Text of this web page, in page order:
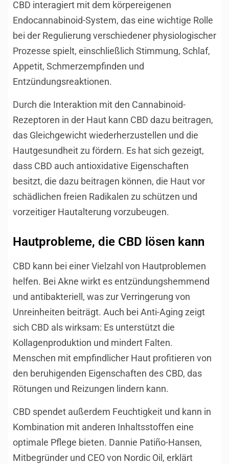
CBD interagiert mit dem körpereigenen
Endocannabinoid-System, das eine wichtige Rolle
bei der Regulierung verschiedener physiologischer
Prozesse spielt, einschließlich Stimmung, Schlaf,
Appetit, Schmerzempfinden und
Entzündungsreaktionen.
Durch die Interaktion mit den Cannabinoid-
Rezeptoren in der Haut kann CBD dazu beitragen,
das Gleichgewicht wiederherzustellen und die
Hautgesundheit zu fördern. Es hat sich gezeigt,
dass CBD auch antioxidative Eigenschaften
besitzt, die dazu beitragen können, die Haut vor
schädlichen freien Radikalen zu schützen und
vorzeitiger Hautalterung vorzubeugen.
Hautprobleme, die CBD lösen kann
CBD kann bei einer Vielzahl von Hautproblemen
helfen. Bei Akne wirkt es entzündungshemmend
und antibakteriell, was zur Verringerung von
Unreinheiten beiträgt. Auch bei Anti-Aging zeigt
sich CBD als wirksam: Es unterstützt die
Kollagenproduktion und mindert Falten.
Menschen mit empfindlicher Haut profitieren von
den beruhigenden Eigenschaften des CBD, das
Rötungen und Reizungen lindern kann.
CBD spendet außerdem Feuchtigkeit und kann in
Kombination mit anderen Inhaltsstoffen eine
optimale Pflege bieten. Dannie Patiño-Hansen,
Mitbegründer und CEO von Nordic Oil, erklärt